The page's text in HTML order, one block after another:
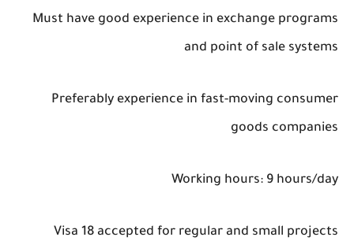
Must have good experience in exchange programs
and point of sale systems
Preferably experience in fast-moving consumer
goods companies
Working hours: 9 hours/day
Visa 18 accepted for regular and small projects